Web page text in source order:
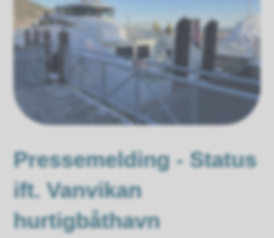
Pressemelding - Status
ift. Vanvikan
hurtigbåthavn